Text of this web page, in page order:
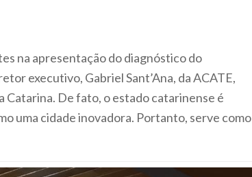
na apresentação do diagnóstico do
executivo, Gabriel Sant’Ana, da ACATE,
Catarina. De fato, o estado catarinense é
uma cidade inovadora. Portanto, serve como